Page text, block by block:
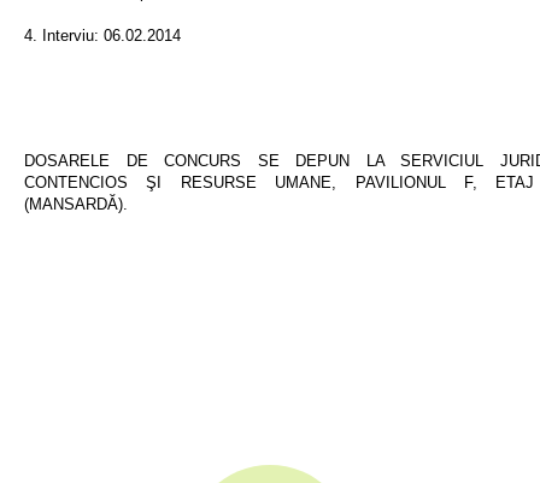
4. Interviu: 06.02.2014
DOSARELE DE CONCURS SE DEPUN LA SERVICIUL
CONTENCIOS ŞI RESURSE UMANE, PAVILIONUL F,
(MANSARDĂ).